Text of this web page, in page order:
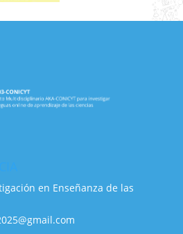
en Enseñanza de las